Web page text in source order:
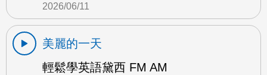
2026/06/11
美麗的一天
輕鬆學英語黛西 FM AM